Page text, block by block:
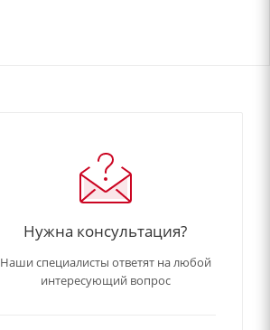
Нужна консультация?
Наши специалисты ответят на любой
интересующий вопрос